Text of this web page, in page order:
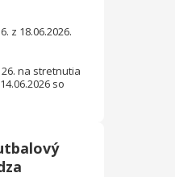
z 18.06.2026.
na stretnutia
so